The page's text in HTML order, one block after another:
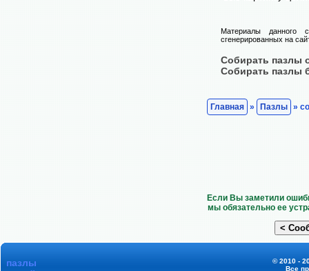
Материалы данного
сгенерированных на
Собирать пазлы
Собирать пазлы
Главная » Пазлы »
Если Вы заметили
мы обязательно ее
пазлы
© 2010 -
Все